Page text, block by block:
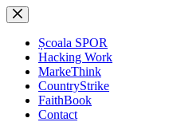
Sari
la
conținutȘcoala SPOR
Hacking Work
MarkeThink
CountryStrike
FaithBook
Contact